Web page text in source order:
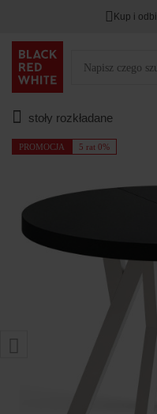
Kup i
stoły rozkładane
PROMOCJA 5 rat 0%